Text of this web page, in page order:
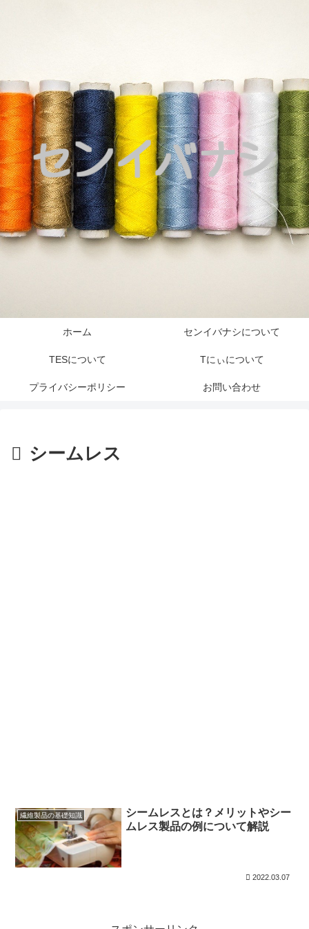
ホーム センイバナシについて
TESについて Tにぃについて
プライバシーポリシー お問い合わせ
シームレス
繊維製品の基礎知識
シームレスとは？メリットやシー
ムレス製品の例について解説
2022.03.07